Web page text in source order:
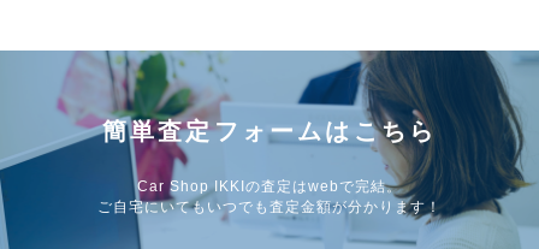
簡単査定フォームはこちら
Car Shop IKKIの査定はwebで完結。
ご自宅にいてもいつでも査定金額が分かります！